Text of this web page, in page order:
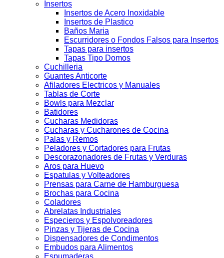
Insertos
Insertos de Acero Inoxidable
Insertos de Plastico
Baños Maria
Escurridores o Fondos Falsos para Insertos
Tapas para insertos
Tapas Tipo Domos
Cuchilleria
Guantes Anticorte
Afiladores Electricos y Manuales
Tablas de Corte
Bowls para Mezclar
Batidores
Cucharas Medidoras
Cucharas y Cucharones de Cocina
Palas y Remos
Peladores y Cortadores para Frutas
Descorazonadores de Frutas y Verduras
Aros para Huevo
Espatulas y Volteadores
Prensas para Carne de Hamburguesa
Brochas para Cocina
Coladores
Abrelatas Industriales
Especieros y Espolvoreadores
Pinzas y Tijeras de Cocina
Dispensadores de Condimentos
Embudos para Alimentos
Espumaderas